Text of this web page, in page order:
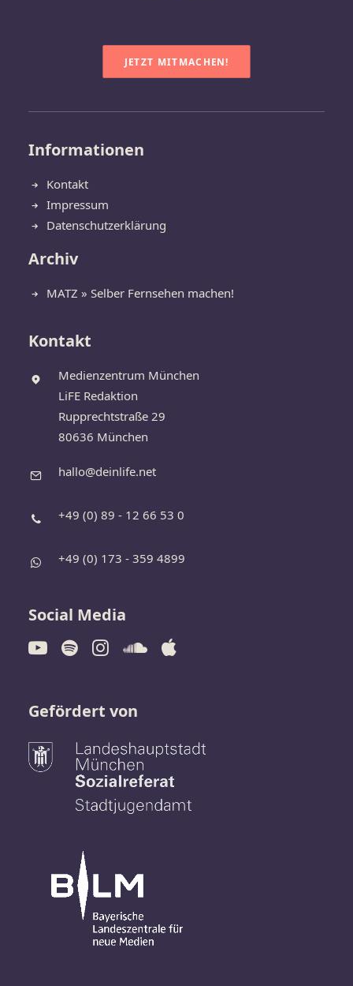
JETZT MITMACHEN!
Informationen
Kontakt
Impressum
Datenschutzerklärung
Archiv
MATZ » Selber Fernsehen machen!
Kontakt
Medienzentrum München
LiFE Redaktion
Rupprechtstraße 29
80636 München
hallo@deinlife.net
+49 (0) 89 - 12 66 53 0
+49 (0) 173 - 359 4899
Social Media
Gefördert von